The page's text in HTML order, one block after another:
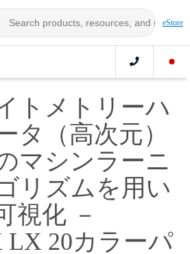
eStore
トメトリーハ
タ（高次元）
マシンラーニ
リズムを用い
視化 －
LX 20カラーパ